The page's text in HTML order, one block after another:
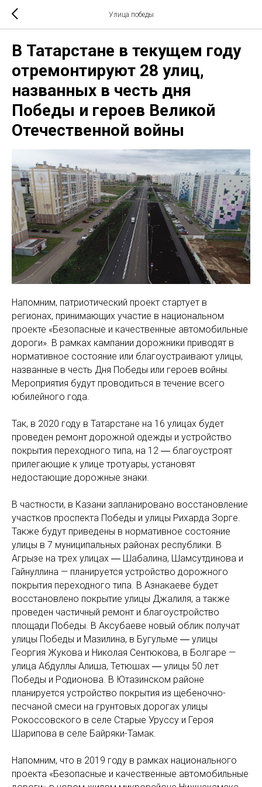
Улица победы
В Татарстане в текущем году
отремонтируют 28 улиц,
названных в честь дня
Победы и героев Великой
Отечественной войны
Напомним, патриотический проект стартует в
регионах, принимающих участие в национальном
проекте «Безопасные и качественные автомобильные
дороги». В рамках кампании дорожники приводят в
нормативное состояние или благоустраивают улицы,
названные в честь Дня Победы или героев войны.
Мероприятия будут проводиться в течение всего
юбилейного года.
Так, в 2020 году в Татарстане на 16 улицах будет
проведен ремонт дорожной одежды и устройство
покрытия переходного типа, на 12 ― благоустроят
прилегающие к улице тротуары, установят
недостающие дорожные знаки.
В частности, в Казани запланировано восстановление
участков проспекта Победы и улицы Рихарда Зорге.
Также будут приведены в нормативное состояние
улицы в 7 муниципальных районах республики. В
Агрызе на трех улицах ― Шабалина, Шамсутдинова и
Гайнуллина — планируется устройство дорожного
покрытия переходного типа. В Азнакаеве будет
восстановлено покрытие улицы Джалиля, а также
проведен частичный ремонт и благоустройство
площади Победы. В Аксубаеве новый облик получат
улицы Победы и Мазилина, в Бугульме ― улицы
Георгия Жукова и Николая Сентюкова, в Болгаре —
улица Абдуллы Алиша, Тетюшах ― улицы 50 лет
Победы и Родионова. В Ютазинском районе
планируется устройство покрытия из щебеночно-
песчаной смеси на грунтовых дорогах улицы
Рокоссовского в селе Старые Уруссу и Героя
Шарипова в селе Байряки-Тамак.
Напомним, что в 2019 году в рамках национального
проекта «Безопасные и качественные автомобильные